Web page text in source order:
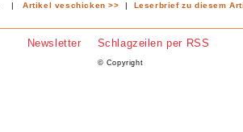
|Artikel veschicken >> | Leserbrief zu diesem
Newsletter Schlagzeilen per RSS
© Copyright